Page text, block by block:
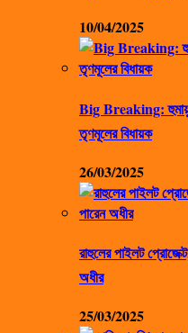
10/04/2025
Big Breaking:
তৃণমূলের বিধায়ক
26/03/2025
রাহুলের পাইলট
অধীর
25/03/2025